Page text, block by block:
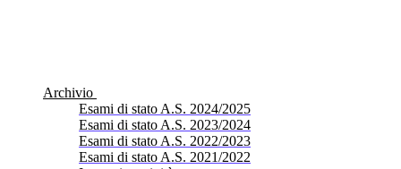
Archivio
Esami di stato A.S. 2024/2025
Esami di stato A.S. 2023/2024
Esami di stato A.S. 2022/2023
Esami di stato A.S. 2021/2022